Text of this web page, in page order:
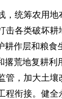
，统筹农用
各类破坏
作层和粮
荒地复耕
，加大土
衔接。健